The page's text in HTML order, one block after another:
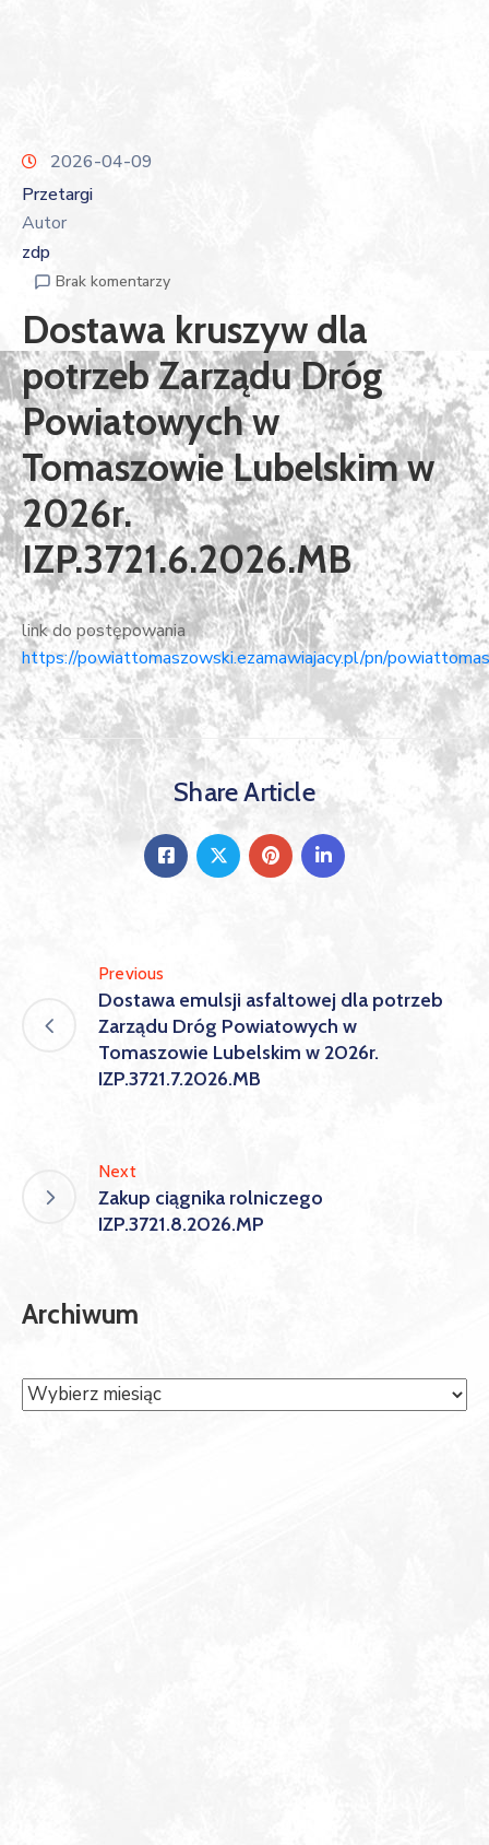
2026-04-09
Przetargi
Autor
zdp
Brak komentarzy
Dostawa kruszyw dla
potrzeb Zarządu Dróg
Powiatowych w
Tomaszowie Lubelskim w
2026r.
IZP.3721.6.2026.MB
link do postępowania
https://powiattomaszowski.ezamawiajacy.pl/pn/
Share Article
Previous
Dostawa emulsji asfaltowej dla potrzeb
Zarządu Dróg Powiatowych w
Tomaszowie Lubelskim w 2026r.
IZP.3721.7.2026.MB
Next
Zakup ciągnika rolniczego
IZP.3721.8.2026.MP
Archiwum